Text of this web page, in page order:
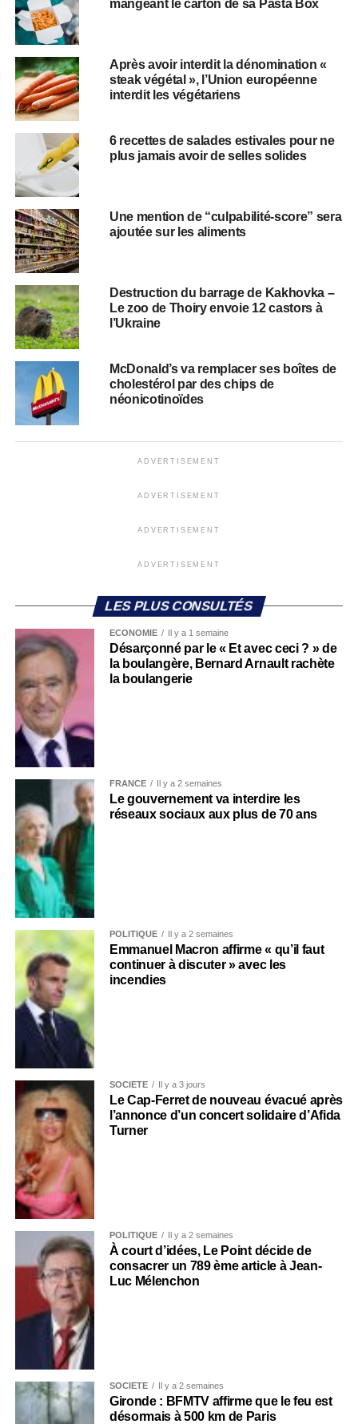
mangeant le carton de sa Pasta Box
Après avoir interdit la dénomination «
steak végétal », l’Union européenne
interdit les végétariens
6 recettes de salades estivales pour ne
plus jamais avoir de selles solides
Une mention de “culpabilité-score” sera
ajoutée sur les aliments
Destruction du barrage de Kakhovka –
Le zoo de Thoiry envoie 12 castors à
l’Ukraine
McDonald’s va remplacer ses boîtes de
cholestérol par des chips de
néonicotinoïdes
ADVERTISEMENT
ADVERTISEMENT
ADVERTISEMENT
ADVERTISEMENT
LES PLUS CONSULTÉS
ECONOMIE Il y a 1 semaine
Désarçonné par le « Et avec ceci ? » de
la boulangère, Bernard Arnault rachète
la boulangerie
FRANCE Il y a 2 semaines
Le gouvernement va interdire les
réseaux sociaux aux plus de 70 ans
POLITIQUE Il y a 2 semaines
Emmanuel Macron affirme « qu’il faut
continuer à discuter » avec les
incendies
SOCIÉTÉ Il y a 3 jours
Le Cap-Ferret de nouveau évacué après
l’annonce d’un concert solidaire d’Afida
Turner
POLITIQUE Il y a 2 semaines
À court d’idées, Le Point décide de
consacrer un 789 ème article à Jean-
Luc Mélenchon
SOCIÉTÉ Il y a 2 semaines
Gironde : BFMTV affirme que le feu est
désormais à 500 km de Paris